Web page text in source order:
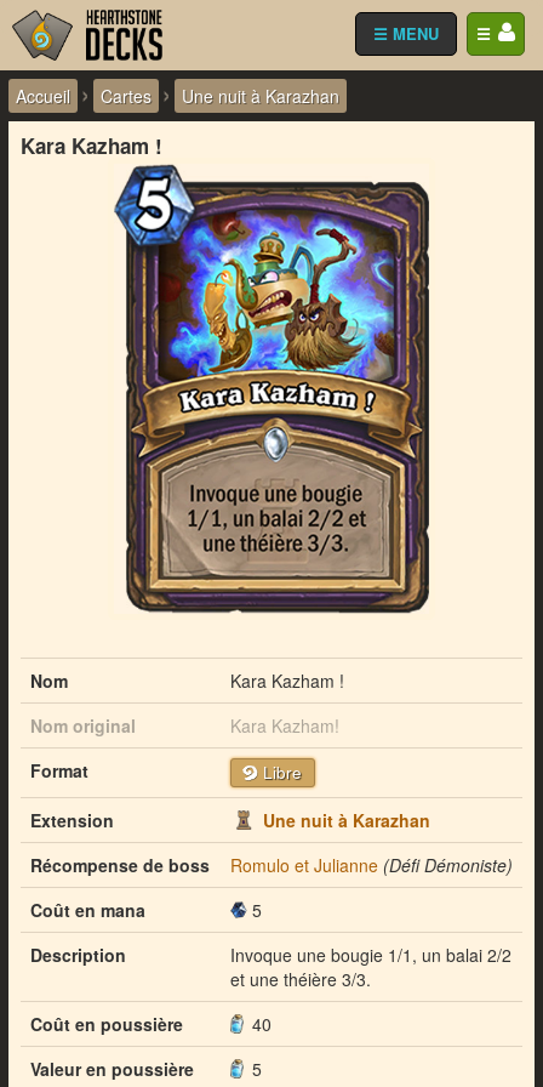
☰
☰ MENU
Accueil › Cartes › Une nuit à Karazhan
Kara Kazham !
Nom
Kara Kazham !
Nom original
Kara Kazham!
Format
Libre
Extension
Une nuit à Karazhan
Récompense de boss
Romulo et Julianne (Défi Démoniste)
Coût en mana
5
Description
Invoque une bougie 1/1, un balai 2/2
et une théière 3/3.
Coût en poussière
40
Valeur en poussière
5